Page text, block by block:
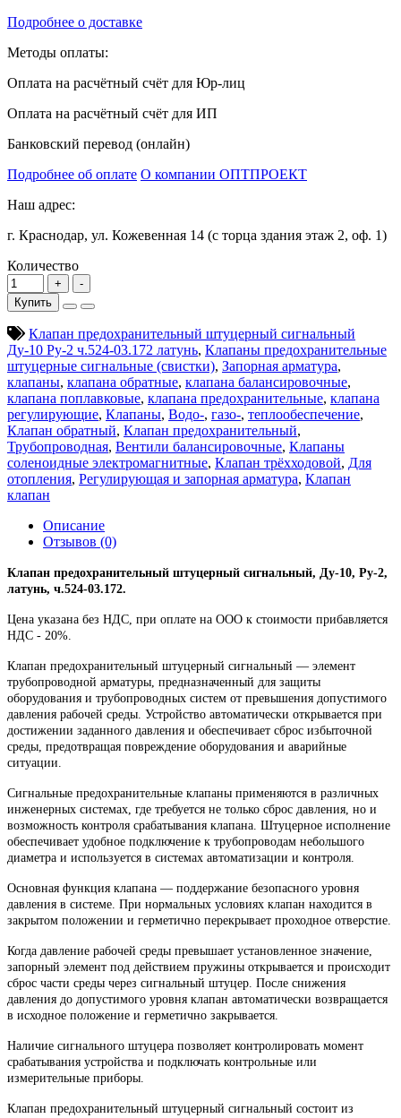
Подробнее о доставке
Методы оплаты:
Оплата на расчётный счёт для Юр-лиц
Оплата на расчётный счёт для ИП
Банковский перевод (онлайн)
Подробнее об оплате О компании ОПТПРОЕКТ
Наш адрес:
г. Краснодар, ул. Кожевенная 14 (с торца здания этаж 2, оф. 1)
Количество
Купить
Клапан предохранительный штуцерный сигнальный
Ду-10 Ру-2 ч.524-03.172 латунь, Клапаны предохранительные
штуцерные сигнальные (свистки), Запорная арматура,
клапаны, клапана обратные, клапана балансировочные,
клапана поплавковые, клапана предохранительные, клапана
регулирующие, Клапаны, Водо-, газо-, теплообеспечение,
Клапан обратный, Клапан предохранительный,
Трубопроводная, Вентили балансировочные, Клапаны
соленоидные электромагнитные, Клапан трёхходовой, Для
отопления, Регулирующая и запорная арматура, Клапан
клапан
Описание
Отзывов (0)
Клапан предохранительный штуцерный сигнальный, Ду-10, Ру-2,
латунь, ч.524-03.172.
Цена указана без НДС, при оплате на ООО к стоимости прибавляется
НДС - 20%.
Клапан предохранительный штуцерный сигнальный — элемент
трубопроводной арматуры, предназначенный для защиты
оборудования и трубопроводных систем от превышения допустимого
давления рабочей среды. Устройство автоматически открывается при
достижении заданного давления и обеспечивает сброс избыточной
среды, предотвращая повреждение оборудования и аварийные
ситуации.
Сигнальные предохранительные клапаны применяются в различных
инженерных системах, где требуется не только сброс давления, но и
возможность контроля срабатывания клапана. Штуцерное исполнение
обеспечивает удобное подключение к трубопроводам небольшого
диаметра и используется в системах автоматизации и контроля.
Основная функция клапана — поддержание безопасного уровня
давления в системе. При нормальных условиях клапан находится в
закрытом положении и герметично перекрывает проходное отверстие.
Когда давление рабочей среды превышает установленное значение,
запорный элемент под действием пружины открывается и происходит
сброс части среды через сигнальный штуцер. После снижения
давления до допустимого уровня клапан автоматически возвращается
в исходное положение и герметично закрывается.
Наличие сигнального штуцера позволяет контролировать момент
срабатывания устройства и подключать контрольные или
измерительные приборы.
Клапан предохранительный штуцерный сигнальный состоит из